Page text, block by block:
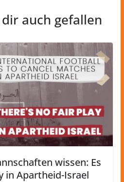
auch gefallen
wissen: Es
in Apartheid-Israel